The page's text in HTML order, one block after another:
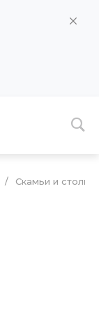
/ Скамьи и столы